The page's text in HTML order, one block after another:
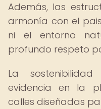
Además, las
armonía con el
ni el entorno
profundo respeto
La
evidencia en la
calles diseñadas